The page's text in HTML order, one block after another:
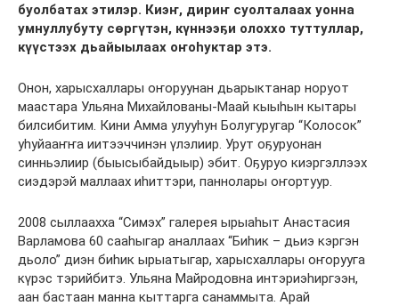
буолбатах этилэр. Киэҥ, дириҥ суолталаах уонна
умнуллубуту сөргүтэн, күннээҕи олоххо туттуллар,
күүстээх дьайыылаах оҥоһуктар этэ.
Онон, харысхаллары оҥоруунан дьарыктанар норуот
маастара Ульяна Михайлованы-Маай кыыһын кытары
билсибитим. Кини Амма улууһун Болугуругар “Колосок”
уһуйааҥҥа иитээччинэн үлэлиир. Урут оҕуруонан
синньэлиир (быысыбайдыыр) эбит. Оҕуруо киэргэллээх
сиэдэрэй маллаах иһиттэри, паннолары оҥортуур.
2008 сыллаахха “Симэх” галерея ырыаһыт Анастасия
Варламова 60 сааһыгар аналлаах “Биһик – дьиэ кэргэн
дьоло” диэн биһик ырыатыгар, харысхаллары оҥорууга
күрэс тэрийбитэ. Ульяна Майродовна интэриэһиргээн,
аан бастаан манна кыттарга санаммыта. Арай